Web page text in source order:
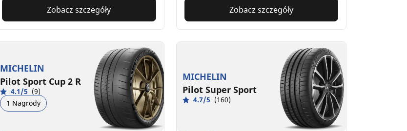
Zobacz szczegóły Zobacz szczegóły
MICHELIN
Pilot Sport Cup 2 R
4.1/5 (9)
1 Nagrody
MICHELIN
Pilot Super Sport
4.7/5 (160)